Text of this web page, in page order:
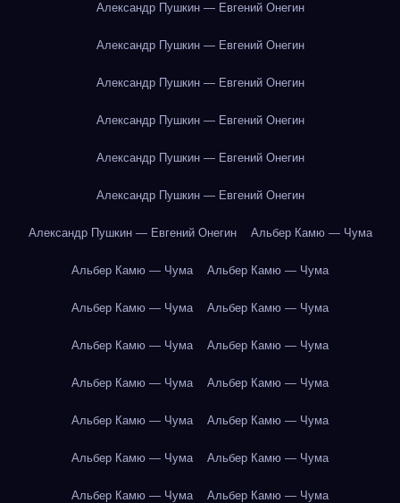
Александр Пушкин — Евгений Онегин
Александр Пушкин — Евгений Онегин
Александр Пушкин — Евгений Онегин
Александр Пушкин — Евгений Онегин
Александр Пушкин — Евгений Онегин
Александр Пушкин — Евгений Онегин
Александр Пушкин — Евгений Онегин Альбер Камю — Чума
Альбер Камю — Чума Альбер Камю — Чума
Альбер Камю — Чума Альбер Камю — Чума
Альбер Камю — Чума Альбер Камю — Чума
Альбер Камю — Чума Альбер Камю — Чума
Альбер Камю — Чума Альбер Камю — Чума
Альбер Камю — Чума Альбер Камю — Чума
Альбер Камю — Чума Альбер Камю — Чума